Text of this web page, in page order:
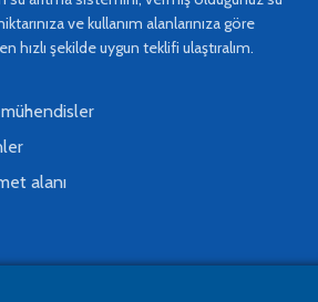
ve kullanım alanlarınıza göre
hızlı şekilde uygun teklifi ulaştıralım.
alanı